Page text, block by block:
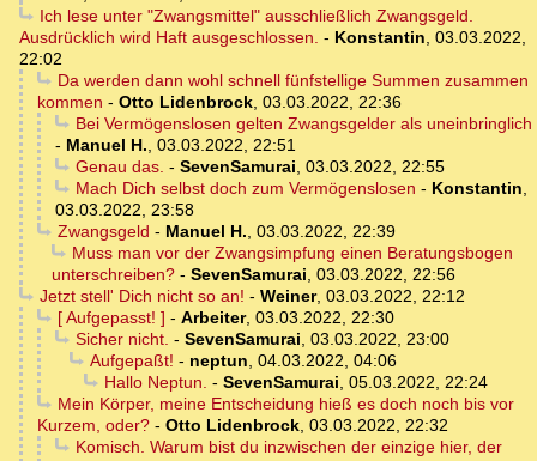
Ich lese unter "Zwangsmittel" ausschließlich Zwangsgeld.
Ausdrücklich wird Haft ausgeschlossen. - Konstantin, 03.03.2022,
22:02
Da werden dann wohl schnell fünfstellige Summen zusammen
kommen - Otto Lidenbrock, 03.03.2022, 22:36
Bei Vermögenslosen gelten Zwangsgelder als uneinbringlich
- Manuel H., 03.03.2022, 22:51
Genau das. - SevenSamurai, 03.03.2022, 22:55
Mach Dich selbst doch zum Vermögenslosen - Konstantin,
03.03.2022, 23:58
Zwangsgeld - Manuel H., 03.03.2022, 22:39
Muss man vor der Zwangsimpfung einen Beratungsbogen
unterschreiben? - SevenSamurai, 03.03.2022, 22:56
Jetzt stell' Dich nicht so an! - Weiner, 03.03.2022, 22:12
[ Aufgepasst! ] - Arbeiter, 03.03.2022, 22:30
Sicher nicht. - SevenSamurai, 03.03.2022, 23:00
Aufgepaßt! - neptun, 04.03.2022, 04:06
Hallo Neptun. - SevenSamurai, 05.03.2022, 22:24
Mein Körper, meine Entscheidung hieß es doch noch bis vor
Kurzem, oder? - Otto Lidenbrock, 03.03.2022, 22:32
Komisch. Warum bist du inzwischen der einzige hier, der